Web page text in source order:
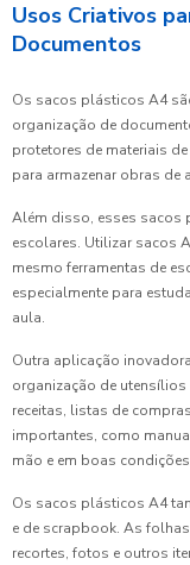
Usos Criativos
Documentos
Os sacos plásticos A4
organização de
protetores de materiais
para armazenar obras de
Além disso, esses sacos
escolares. Utilizar sacos
mesmo ferramentas de
especialmente para
aula.
Outra aplicação
organização de utensílios
receitas, listas de
importantes, como
mão e em boas
Os sacos plásticos A4
e de scrapbook. As
recortes, fotos e outros